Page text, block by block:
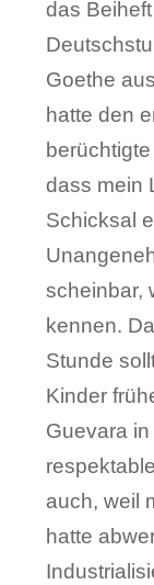
das
Goethe
hatte den
dass mein
Schicksal
scheinbar,
kennen.
Stunde
Kinder
Guevara
auch, weil
hatte